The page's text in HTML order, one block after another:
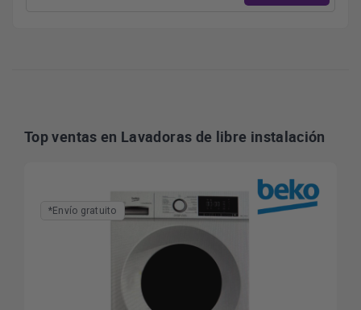
Top ventas en Lavadoras de libre instalación
*Envío gratuito